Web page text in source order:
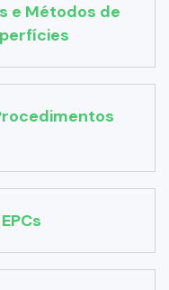
e Métodos de